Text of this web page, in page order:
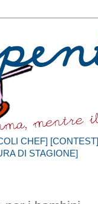
CHEF] [CONTEST]
DI STAGIONE]